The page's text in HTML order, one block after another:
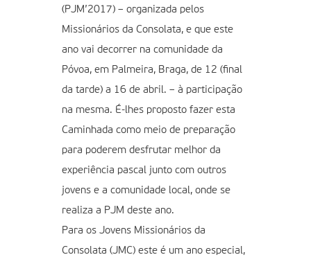
(PJM’2017) – organizada pelos
Missionários da Consolata, e que este
ano vai decorrer na comunidade da
Póvoa, em Palmeira, Braga, de 12 (final
da tarde) a 16 de abril. – à participação
na mesma. É-lhes proposto fazer esta
Caminhada como meio de preparação
para poderem desfrutar melhor da
experiência pascal junto com outros
jovens e a comunidade local, onde se
realiza a PJM deste ano.
Para os Jovens Missionários da
Consolata (JMC) este é um ano especial,